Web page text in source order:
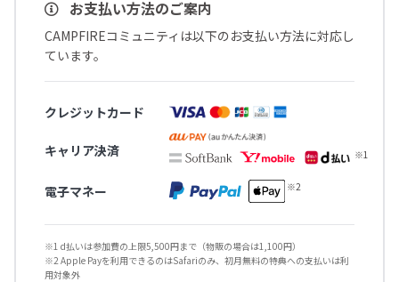
お支払い方法のご案内
CAMPFIREコミュニティは以下のお支払い方法に対応し
ています。
クレジットカード
キャリア決済
電子マネー
※1 d払いは参加費の上限5,500円まで（物販の場合は1,100円）
※2 Apple Payを利用できるのはSafariのみ、初月無料の特典への支払いは利
用対象外